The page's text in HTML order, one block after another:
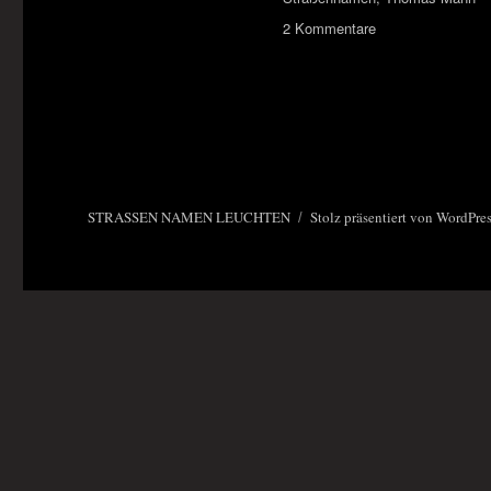
2 Kommentarezu
Rom
STRASSEN NAMEN LEUCHTEN Stolz präsentiert von